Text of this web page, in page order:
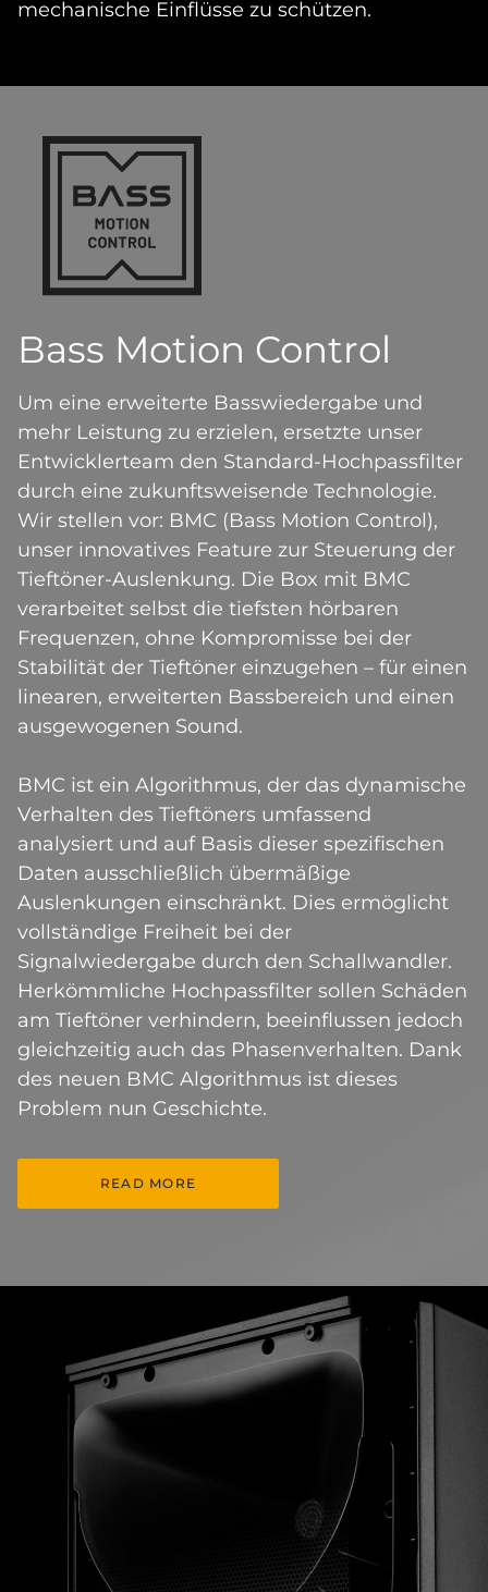
mechanische Einflüsse zu schützen.
Bass Motion Control
Um eine erweiterte Basswiedergabe und
mehr Leistung zu erzielen, ersetzte unser
Entwicklerteam den Standard-Hochpassfilter
durch eine zukunftsweisende Technologie.
Wir stellen vor: BMC (Bass Motion Control),
unser innovatives Feature zur Steuerung der
Tieftöner-Auslenkung. Die Box mit BMC
verarbeitet selbst die tiefsten hörbaren
Frequenzen, ohne Kompromisse bei der
Stabilität der Tieftöner einzugehen – für einen
linearen, erweiterten Bassbereich und einen
ausgewogenen Sound.
BMC ist ein Algorithmus, der das dynamische
Verhalten des Tieftöners umfassend
analysiert und auf Basis dieser spezifischen
Daten ausschließlich übermäßige
Auslenkungen einschränkt. Dies ermöglicht
vollständige Freiheit bei der
Signalwiedergabe durch den Schallwandler.
Herkömmliche Hochpassfilter sollen Schäden
am Tieftöner verhindern, beeinflussen jedoch
gleichzeitig auch das Phasenverhalten. Dank
des neuen BMC Algorithmus ist dieses
Problem nun Geschichte.
READ MORE